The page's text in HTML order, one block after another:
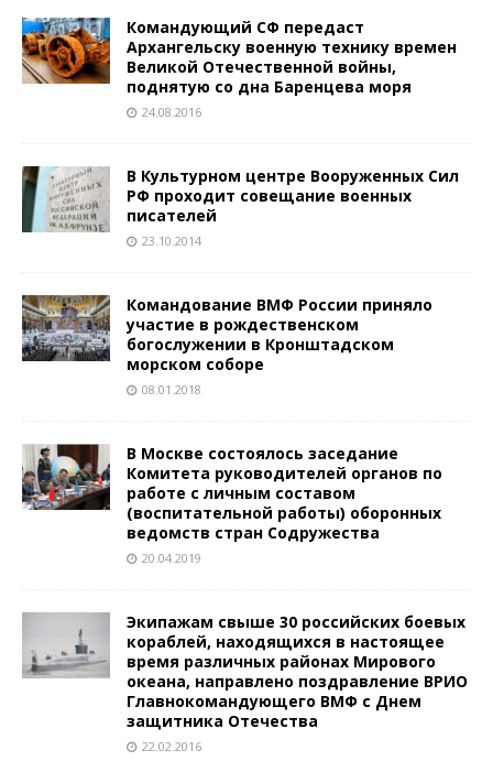
Командующий СФ передаст
Архангельску военную технику времен
Великой Отечественной войны,
поднятую со дна Баренцева моря
24.08.2016
В Культурном центре Вооруженных Сил
РФ проходит совещание военных
писателей
23.10.2014
Командование ВМФ России приняло
участие в рождественском
богослужении в Кронштадском
морском соборе
08.01.2018
В Москве состоялось заседание
Комитета руководителей органов по
работе с личным составом
(воспитательной работы) оборонных
ведомств стран Содружества
20.04.2019
Экипажам свыше 30 российских боевых
кораблей, находящихся в настоящее
время различных районах Мирового
океана, направлено поздравление ВРИО
Главнокомандующего ВМФ с Днем
защитника Отечества
22.02.2016